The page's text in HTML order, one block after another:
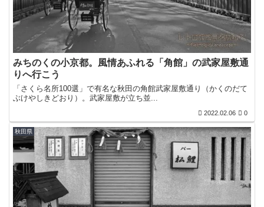
みちのくの小京都。風情あふれる「角館」の武家屋敷通
りへ行こう
「さくら名所100選」で有名な秋田の角館武家屋敷通り（かくのだて
ぶけやしきどおり）。武家屋敷が立ち並...
2022.02.06 0
秋田県